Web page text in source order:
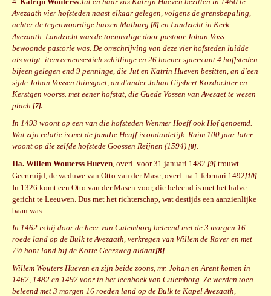
Avezaath vier hofsteden naast elkaar gelegen, volgens de grensbepaling,
achter de tegenwoordige huizen Malburg [6] en Landzicht in Kerk
Avezaath. Landzicht was de toenmalige door pastoor Johan Voss
bewoonde pastorie was. De omschrijving van deze vier hofsteden luidde
als volgt: item eenensestich schillinge en 26 hoener sjaers uut 4 hoffsteden
bijeen gelegen end 9 penninge, die Jut en Katrin Hueven besitten, an d'een
sijde Johan Vossen thinsgoet, an d'ander Johan Gijsbert Koxdochter en
Kerstgen voorss. met eener hofstat, die Guede Vossen van Avesaet te wesen
plach [7].
In 1493 woont op een van die hofsteden Wenmer Hoeff ook Hof genoemd.
Wat zijn relatie is met de familie Heuff is onduidelijk. Ruim 100 jaar later
woont op die zelfde hofstede Goossen Reijnen (1594) [8].
IIa. Willem Wouterss Hueven, overl. voor 31 januari 1482 [9] trouwt
Geertruijd, de weduwe van Otto van der Mase, overl. na 1 februari 1492[10].
In 1326 komt een Otto van der Masen voor, die beleend is met het halve
gericht te Leeuwen. Dus met het richterschap, wat destijds een aanzienlijke
baan was.
In 1462 is hij door de heer van Culemborg beleend met de 3 morgen 16
roede land op de Bulk te Avezaath, verkregen van Willem de Rover en met
7½ hont land bij de Korte Geersweg aldaar[8].
Willem Wouters Hueven en zijn beide zoons, mr. Johan en Arent komen in
1462, 1482 en 1492 voor in het leenboek van Culemborg. Ze werden toen
beleend met 3 morgen 16 roeden land op de Bulk te Kapel Avezaath,